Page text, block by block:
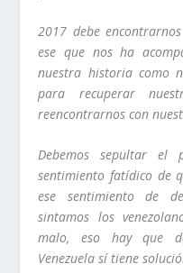
2017 debe
ese que nos ha
nuestra historia como
para recuperar
reencontrarnos con
Debemos sepultar el
sentimiento fatídico de
ese sentimiento de
sintamos los
malo, eso hay que
Venezuela sí tiene